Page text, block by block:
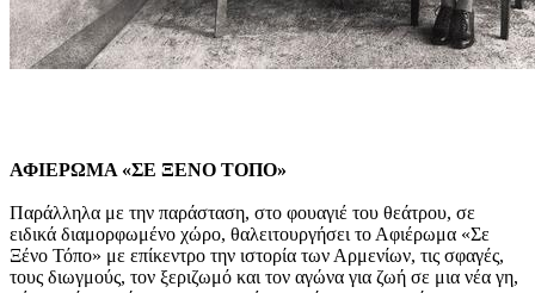
ΑΦΙΕΡΩΜΑ «ΣΕ ΞΕΝΟ ΤΟΠΟ»
Παράλληλα με την παράσταση, στο φουαγιέ του θεάτρου, σε
ειδικά διαμορφωμένο χώρο, θαλειτουργήσει το Αφιέρωμα «Σε
Ξένο Τόπο» με επίκεντρο την ιστορία των Αρμενίων, τις σφαγές,
τους διωγμούς, τον ξεριζωμό και τον αγώνα για ζωή σε μια νέα γη,